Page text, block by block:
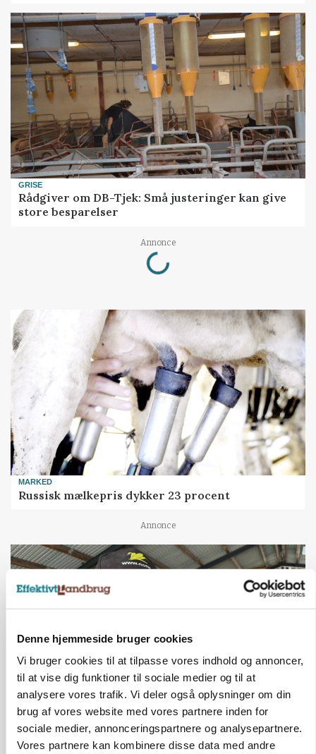
Denne hjemmeside bruger cookies
Vi bruger cookies til at tilpasse vores indhold og annoncer,
til at vise dig funktioner til sociale medier og til at
analysere vores trafik. Vi deler også oplysninger om din
brug af vores website med vores partnere inden for
sociale medier, annonceringspartnere og analysepartnere.
Vores partnere kan kombinere disse data med andre
GRISE
Rådgiver om DB-Tjek: Små justeringer kan give
store besparelser
Annonce
Loading...
MARKED
Russisk mælkepris dykker 23 procent
Annonce
POLITIK
»Nu stopper I«: Landbrugsdebattør og
protestgruppe vil demonstrere mod ny